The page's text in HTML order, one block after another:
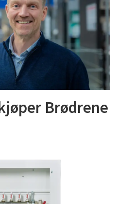
Brødrene